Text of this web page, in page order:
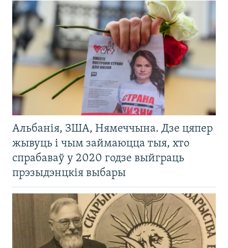
Альбанія, ЗША, Нямеччына. Дзе цяпер
жывуць і чым займаюцца тыя, хто
спрабаваў у 2020 годзе выйграць
прэзыдэнцкія выбары